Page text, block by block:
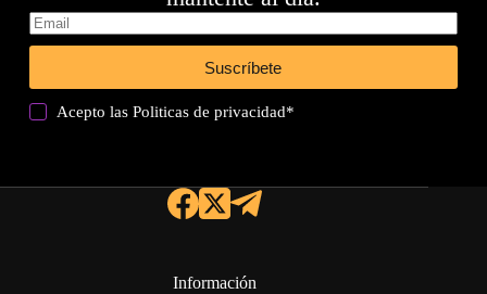
Suscríbete
Acepto lasPoliticas de privacidad*
Información